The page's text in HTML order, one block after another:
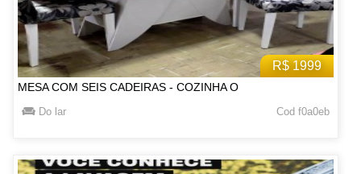
R$ 1999
MESA COM SEIS CADEIRAS - COZINHA O
Do lar Cod f0a0eb